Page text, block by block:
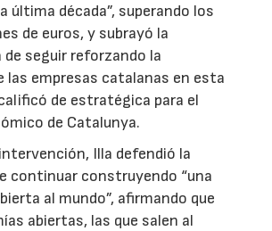
última década”, superando los
de euros, y subrayó la
seguir reforzando la
las empresas catalanas en esta
de estratégica para el
de Catalunya.
Illa defendió la
continuar construyendo “una
al mundo”, afirmando que
abiertas, las que salen al